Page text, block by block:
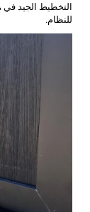
التخطيط الجيد في
للنظام.